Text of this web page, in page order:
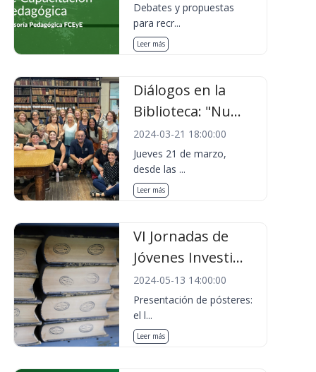
Debates y propuestas
para recr...
Leer más
Diálogos en la
Biblioteca: "Nu...
2024-03-21 18:00:00
Jueves 21 de marzo,
desde las ...
Leer más
VI Jornadas de
Jóvenes Investi...
2024-05-13 14:00:00
Presentación de pósteres:
el l...
Leer más